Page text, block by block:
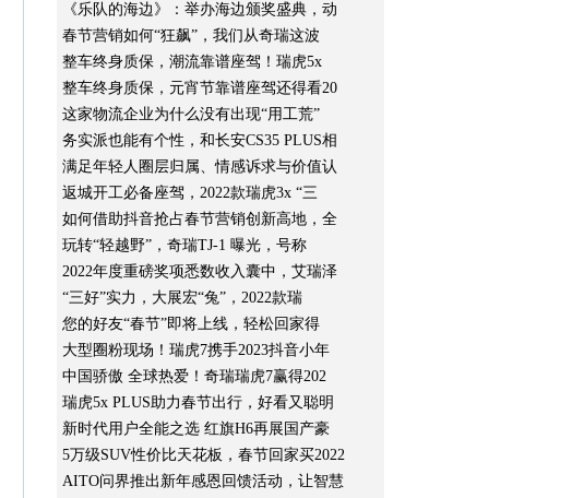
《乐队的海边》：举办海边颁奖盛典，动
春节营销如何“狂飙”，我们从奇瑞这波
整车终身质保，潮流靠谱座驾！瑞虎5x
整车终身质保，元宵节靠谱座驾还得看20
这家物流企业为什么没有出现“用工荒”
务实派也能有个性，和长安CS35 PLUS相
满足年轻人圈层归属、情感诉求与价值认
返城开工必备座驾，2022款瑞虎3x “三
如何借助抖音抢占春节营销创新高地，全
玩转“轻越野”，奇瑞TJ-1 曝光，号称
2022年度重磅奖项悉数收入囊中，艾瑞泽
“三好”实力，大展宏“兔”，2022款瑞
您的好友“春节”即将上线，轻松回家得
大型圈粉现场！瑞虎7携手2023抖音小年
中国骄傲 全球热爱！奇瑞瑞虎7赢得202
瑞虎5x PLUS助力春节出行，好看又聪明
新时代用户全能之选 红旗H6再展国产豪
5万级SUV性价比天花板，春节回家买2022
AITO问界推出新年感恩回馈活动，让智慧